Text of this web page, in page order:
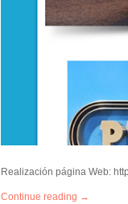
Realización página Web:
Continue reading →